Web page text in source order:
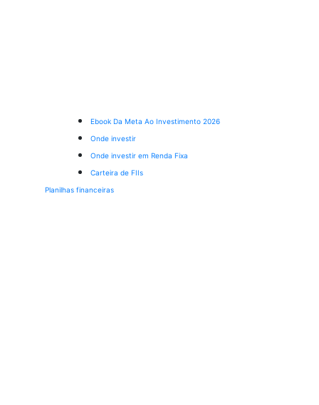
Ebook Da Meta Ao Investimento 2026
Onde investir
Onde investir em Renda Fixa
Carteira de FIIs
Planilhas financeiras